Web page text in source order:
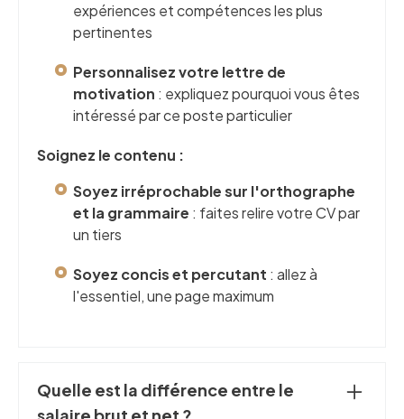
expériences et compétences les plus
pertinentes
Personnalisez votre lettre de
motivation : expliquez pourquoi vous êtes
intéressé par ce poste particulier
Soignez le contenu :
Soyez irréprochable sur l'orthographe
et la grammaire : faites relire votre CV par
un tiers
Soyez concis et percutant : allez à
l'essentiel, une page maximum
Quelle est la différence entre le